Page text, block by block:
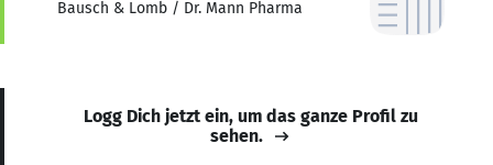
Bausch & Lomb / Dr. Mann Pharma
Logg Dich jetzt ein, um das ganze Profil zu
sehen.